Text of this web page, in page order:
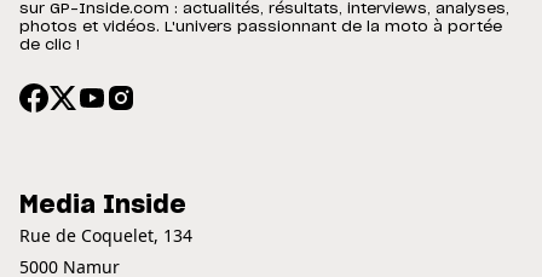
sur GP-Inside.com : actualités, résultats, interviews, analyses,
photos et vidéos. L'univers passionnant de la moto à portée
de clic !
Media Inside
Rue de Coquelet, 134
5000 Namur